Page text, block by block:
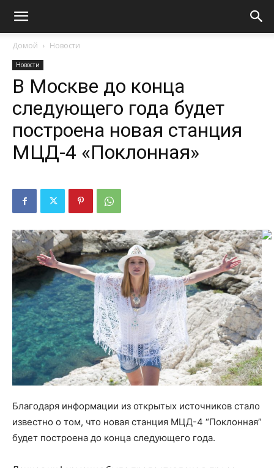
Домой Новости
Новости
В Москве до конца
следующего года будет
построена новая станция
МЦД-4 «Поклонная»
Благодаря информации из открытых источников стало
известно о том, что новая станция МЦД-4 “Поклонная”
будет построена до конца следующего года.